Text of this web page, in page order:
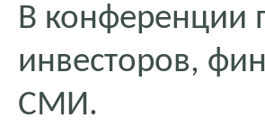
В конференции
инвесторов,
СМИ.